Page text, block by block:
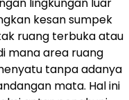
lingkungan luar
kesan sumpek
ruang terbuka atau
mana area ruang
tanpa adanya
mata. Hal ini